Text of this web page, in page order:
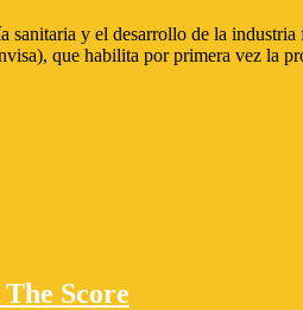
sanitaria y el desarrollo de la
que habilita por primera vez la
Score